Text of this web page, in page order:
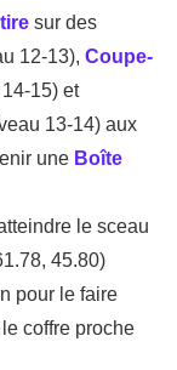
sur des
12-13), Coupe-
15) et
13-14) aux
une Boîte
le sceau
45.80)
pour le faire
coffre proche